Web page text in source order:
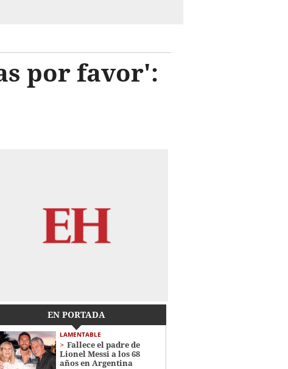
por favor':
EN PORTADA
LAMENTABLE
Fallece el padre de
Lionel Messi a los 68
años en Argentina